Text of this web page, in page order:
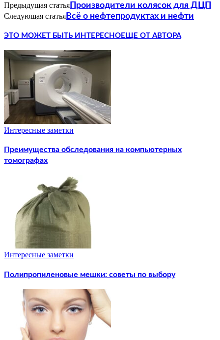
Предыдущая статья Производители колясок для ДЦП
Следующая статьяВсё о нефтепродуктах и нефти
ЭТО МОЖЕТ БЫТЬ ИНТЕРЕСНО ЕЩЕ ОТ АВТОРА
Интересные заметки
Преимущества обследования на компьютерных
томографах
Интересные заметки
Полипропиленовые мешки: советы по выбору